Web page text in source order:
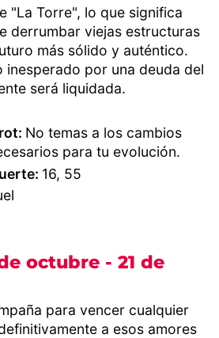
"La Torre", lo que significa
derrumbar viejas estructuras
más sólido y auténtico.
inesperado por una deuda del
será liquidada.
No temas a los cambios
para tu evolución.
16, 55
octubre - 21 de
para vencer cualquier
a esos amores